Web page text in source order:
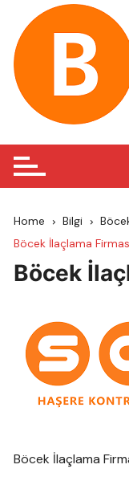
content
Home Bilgi
Böcek İlaçlama
Böcek
Böcek İlaçlama